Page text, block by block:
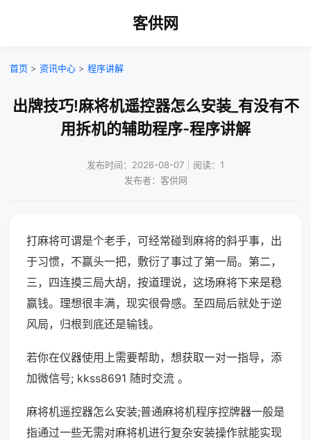
客供网
首页 > 资讯中心 > 程序讲解
出牌技巧!麻将机遥控器怎么安装_有没有不
用拆机的辅助程序-程序讲解
发布时间：2026-08-07｜阅读：1
发布者：客供网
打麻将可谓是个老手，可经常碰到麻将的斜乎事，出
于习惯，不赢头一把，敷衍了事过了第一局。第二，
三，四连摸三局大胡，按道理说，这场麻将下来是稳
赢钱。理想很丰满，现实很骨感。至四局后就处于逆
风局，归根到底还是输钱。
若你在仪器使用上需要帮助，想获取一对一指导，添
加微信号; kkss8691 随时交流 。
麻将机遥控器怎么安装;普通麻将机程序控牌器一般是
指通过一些无需对麻将机进行复杂安装操作就能实现